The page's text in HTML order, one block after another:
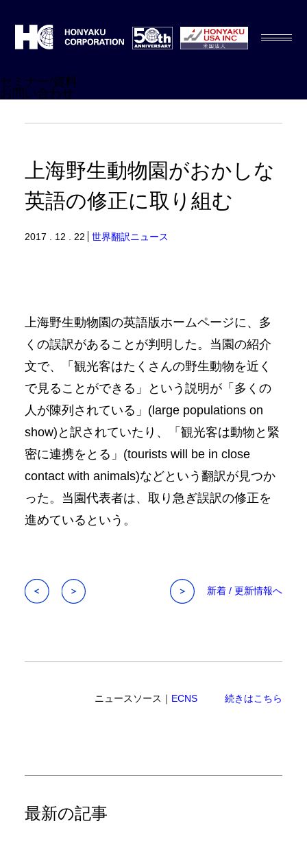
セミナー/資料
お問い合わせ
上海野生動物園がおかしな
英語の修正に取り組む
2017 . 12 . 22 世界翻訳ニュース
上海野生動物園の英語版ホームページに、多
くの誤訳があることが判明した。当園の紹介
文で、「観光客はたくさんの野生動物を近く
で見ることができる」という説明が「多くの
人が陳列されている」(large populations on
show)と訳されていたり、「観光客は動物と緊
密に連携をとる」(tourists will be in close
contact with animals)などという翻訳が見つか
った。当園代表者は、取り急ぎ誤訳の修正を
進めているという。
新着 / 更新情報へ
ニュースソース｜ ECNS 続きはこちら
最新の記事